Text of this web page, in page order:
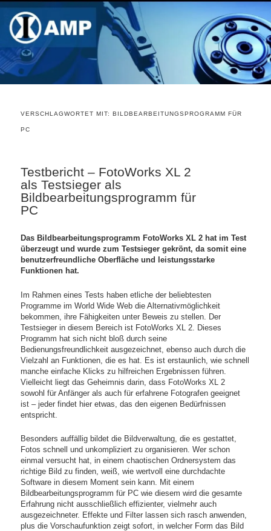
VERSCHLAGWORTET MIT:BILDBEARBEITUNGSPROGRAMM FÜR
PC
Testbericht – FotoWorks XL 2
als Testsieger als
Bildbearbeitungsprogramm für
PC
Das Bildbearbeitungsprogramm FotoWorks XL 2 hat im Test
überzeugt und wurde zum Testsieger gekrönt, da somit eine
benutzerfreundliche Oberfläche und leistungsstarke
Funktionen hat.
Im Rahmen eines Tests haben etliche der beliebtesten
Programme im World Wide Web die Alternativmöglichkeit
bekommen, ihre Fähigkeiten unter Beweis zu stellen. Der
Testsieger in diesem Bereich ist FotoWorks XL 2. Dieses
Programm hat sich nicht bloß durch seine
Bedienungsfreundlichkeit ausgezeichnet, ebenso auch durch die
Vielzahl an Funktionen, die es hat. Es ist erstaunlich, wie schnell
manche einfache Klicks zu hilfreichen Ergebnissen führen.
Vielleicht liegt das Geheimnis darin, dass FotoWorks XL 2
sowohl für Anfänger als auch für erfahrene Fotografen geeignet
ist – jeder findet hier etwas, das den eigenen Bedürfnissen
entspricht.
Besonders auffällig bildet die Bildverwaltung, die es gestattet,
Fotos schnell und unkompliziert zu organisieren. Wer schon
einmal versucht hat, in einem chaotischen Ordnersystem das
richtige Bild zu finden, weiß, wie wertvoll eine durchdachte
Software in diesem Moment sein kann. Mit einem
Bildbearbeitungsprogramm für PC wie diesem wird die gesamte
Erfahrung nicht ausschließlich effizienter, vielmehr auch
ausgezeichneter. Effekte und Filter lassen sich rasch anwenden,
plus die Vorschaufunktion zeigt sofort, in welcher Form das Bild